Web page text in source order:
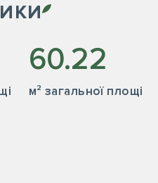
60.22
м² загальної площі